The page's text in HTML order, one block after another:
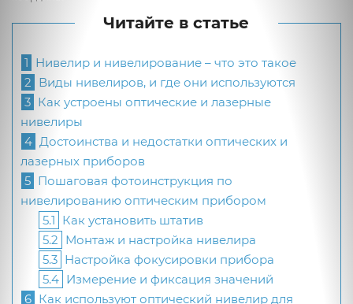
Читайте в статье
1 Нивелир и нивелирование – что это такое
2 Виды нивелиров, и где они используются
3 Как устроены оптические и лазерные
нивелиры
4 Достоинства и недостатки оптических и
лазерных приборов
5 Пошаговая фотоинструкция по
нивелированию оптическим прибором
5.1 Как установить штатив
5.2 Монтаж и настройка нивелира
5.3 Настройка фокусировки прибора
5.4 Измерение и фиксация значений
6 Как используют оптический нивелир для